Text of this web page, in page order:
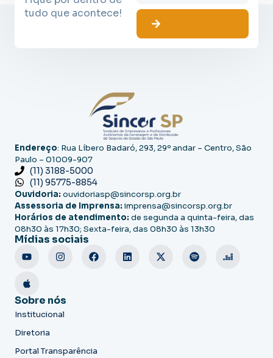
tudo que acontece!
Endereço: Rua Líbero Badaró, 293, 29º andar – Centro, São
Paulo – 01009-907
(11) 3188-5000
(11) 95775-8854
Ouvidoria: ouvidoriasp@sincorsp.org.br
Assessoria de Imprensa: imprensa@sincorsp.org.br
Horários de atendimento: de segunda a quinta-feira, das
08h30 às 17h30; Sexta-feira, das 08h30 às 13h30
Mídias sociais
Sobre nós
Institucional
Diretoria
Portal Transparência